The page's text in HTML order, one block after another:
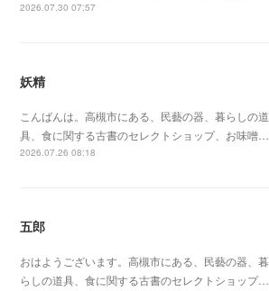
2026.07.30 07:57
妖精
こんばんは。高槻市にある、民藝の器、暮らしの道
具、食に関する古書のセレクトショップ、お味噌…
2026.07.26 08:18
五郎
おはようございます。高槻市にある、民藝の器、暮
らしの道具、食に関する古書のセレクトショップ…